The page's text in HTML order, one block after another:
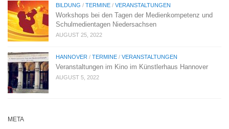
BILDUNG / TERMINE / VERANSTALTUNGEN
Workshops bei den Tagen der Medienkompetenz und
Schulmedientagen Niedersachsen
AUGUST 25, 2022
HANNOVER / TERMINE / VERANSTALTUNGEN
Veranstaltungen im Kino im Künstlerhaus Hannover
AUGUST 5, 2022
META